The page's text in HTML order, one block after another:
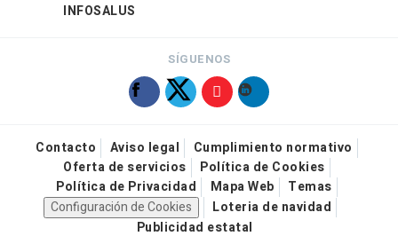
INFOSALUS
SÍGUENOS
Contacto Aviso legal
Cumplimiento normativo
Oferta de servicios
Política de Cookies
Política de Privacidad
Mapa Web
Temas
Configuración de Cookies
Loteria de navidad
Publicidad estatal